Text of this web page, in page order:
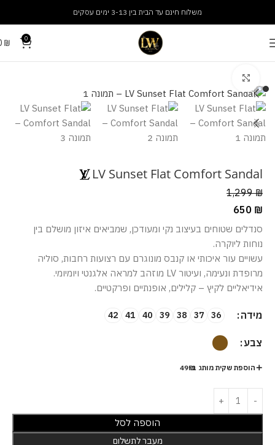
משלוח חינם עד הבית בין 3-13 ימים עסקים
0
₪
LV Sunset Flat Comfort Sandal
1,299₪
650 ₪
סנדלים שטוחים בעיצוב נקי ומעודכן, שמביאים איזון מושלם בין
נוחות ליוקרה.
עשויים עור איכותי או קנבס מונוגרם עם רצועות רחבות, סוליה
מרופדת ונעימה, ועיטור LV מוזהב למראה אלגנטי ויומיומי.
אידיאליים לקיץ – קלילים, אופנתיים ופרקטיים.
מידה 36
37
38
39
40
41
42
צבע
הוספת שקית מותג ב-49₪
הוספה לסל
מעבר לתשלום